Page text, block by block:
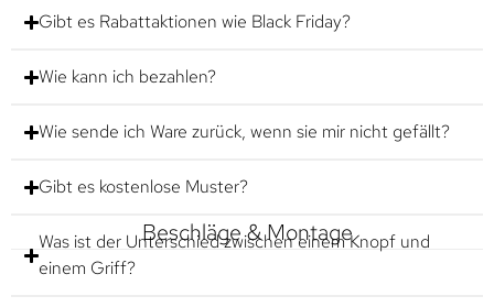
Gibt es Rabattaktionen wie Black Friday?
Wie kann ich bezahlen?
Wie sende ich Ware zurück, wenn sie mir nicht gefällt?
Gibt es kostenlose Muster?
Beschläge & Montage
Was ist der Unterschied zwischen einem Knopf und
einem Griff?